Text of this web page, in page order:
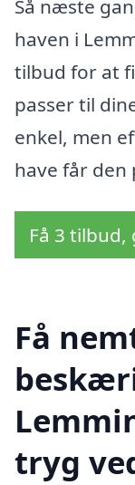
Så næste
haven i
tilbud for at
passer til
enkel, men
have får den
Få 3
Få
tryg